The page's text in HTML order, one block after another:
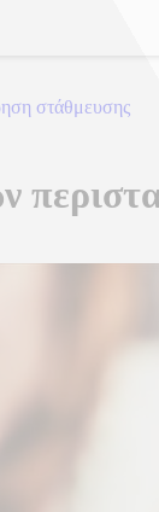
στάθμευσης